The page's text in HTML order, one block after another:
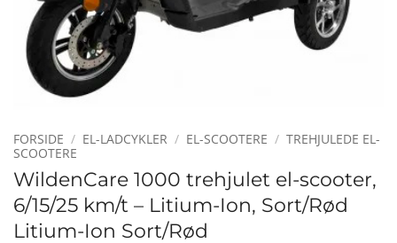
FORSIDE / EL-LADCYKLER / EL-SCOOTERE / TREHJULEDE EL-
SCOOTERE
WildenCare 1000 trehjulet el-scooter,
6/15/25 km/t – Litium-Ion, Sort/Rød
Litium-Ion Sort/Rød